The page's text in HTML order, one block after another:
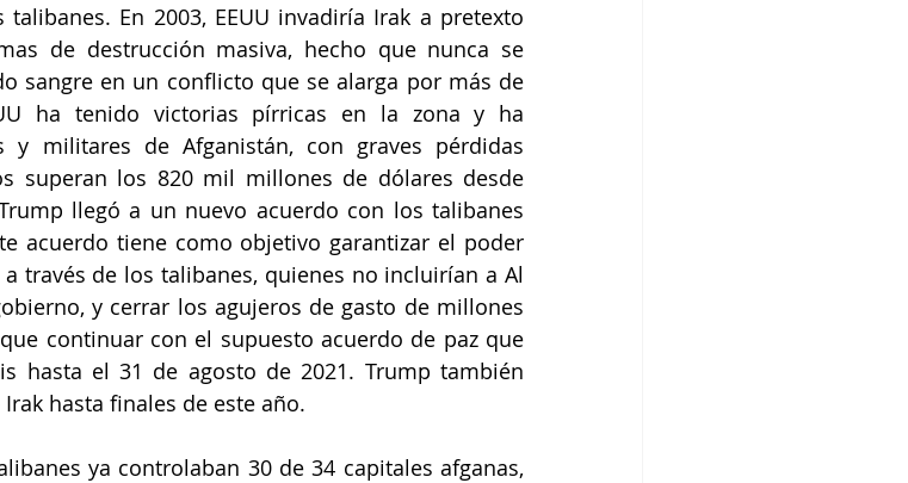
En 2003, EEUU invadiría Irak a pretexto
de destrucción masiva, hecho que nunca se
sangre en un conflicto que se alarga por más de
ha tenido victorias pírricas en la zona y ha
militares de Afganistán, con graves pérdidas
superan los 820 mil millones de dólares desde
llegó a un nuevo acuerdo con los talibanes
acuerdo tiene como objetivo garantizar el poder
través de los talibanes, quienes no incluirían a Al
y cerrar los agujeros de gasto de millones
continuar con el supuesto acuerdo de paz que
hasta el 31 de agosto de 2021. Trump también
hasta finales de este año.
ya controlaban 30 de 34 capitales afganas,